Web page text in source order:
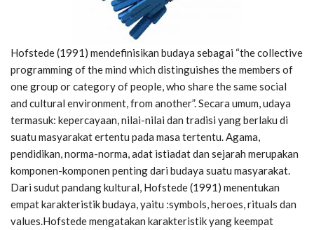
Hofstede (1991) mendefinisikan budaya sebagai “the collective
programming of the mind which distinguishes the members of
one group or category of people, who share the same social
and cultural environment, from another”. Secara umum, udaya
termasuk: kepercayaan, nilai-nilai dan tradisi yang berlaku di
suatu masyarakat ertentu pada masa tertentu. Agama,
pendidikan, norma-norma, adat istiadat dan sejarah merupakan
komponen-komponen penting dari budaya suatu masyarakat.
Dari sudut pandang kultural, Hofstede (1991) menentukan
empat karakteristik budaya, yaitu :symbols, heroes, rituals dan
values.Hofstede mengatakan karakteristik yang keempat